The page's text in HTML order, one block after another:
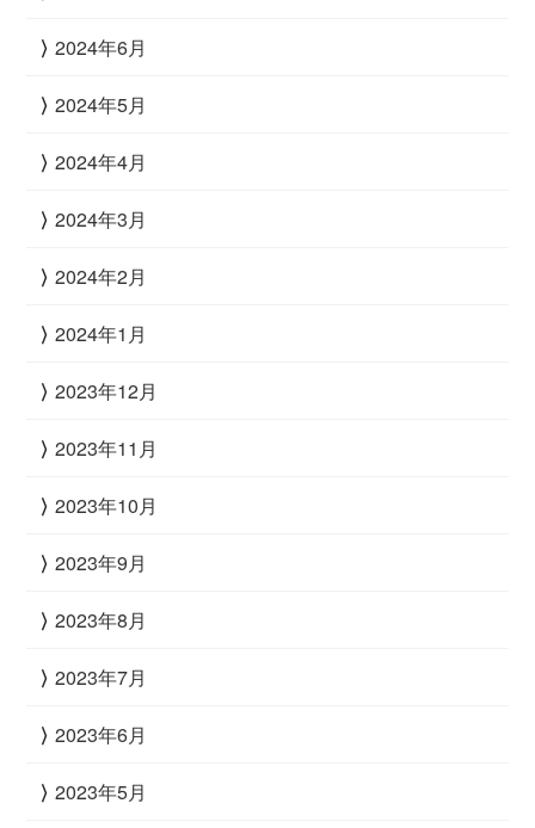
2024年6月
2024年5月
2024年4月
2024年3月
2024年2月
2024年1月
2023年12月
2023年11月
2023年10月
2023年9月
2023年8月
2023年7月
2023年6月
2023年5月